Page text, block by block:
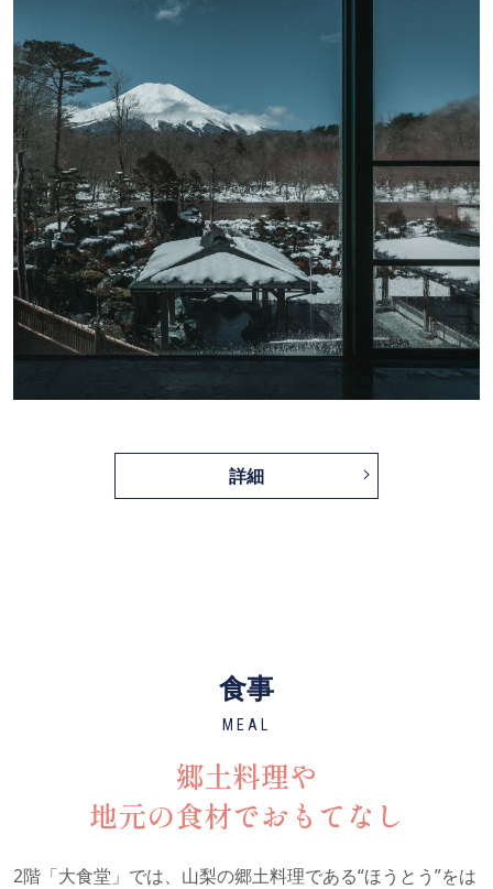
詳細
食事
MEAL
郷土料理や
地元の食材でおもてなし
2階「大食堂」では、山梨の郷土料理である“ほうとう”をは